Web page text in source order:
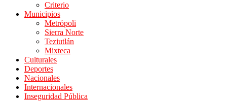
Criterio
Municipios
Metrópoli
Sierra Norte
Teziutlán
Mixteca
Culturales
Deportes
Nacionales
Internacionales
Inseguridad Pública